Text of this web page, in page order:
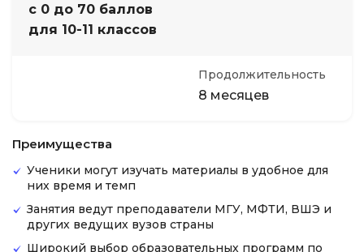
с 0 до 70 баллов
для 10-11 классов
Продолжительность
8 месяцев
Преимущества
Ученики могут изучать материалы в удобное для
них время и темп
Занятия ведут преподаватели МГУ, МФТИ, ВШЭ и
других ведущих вузов страны
Широкий выбор образовательных программ по